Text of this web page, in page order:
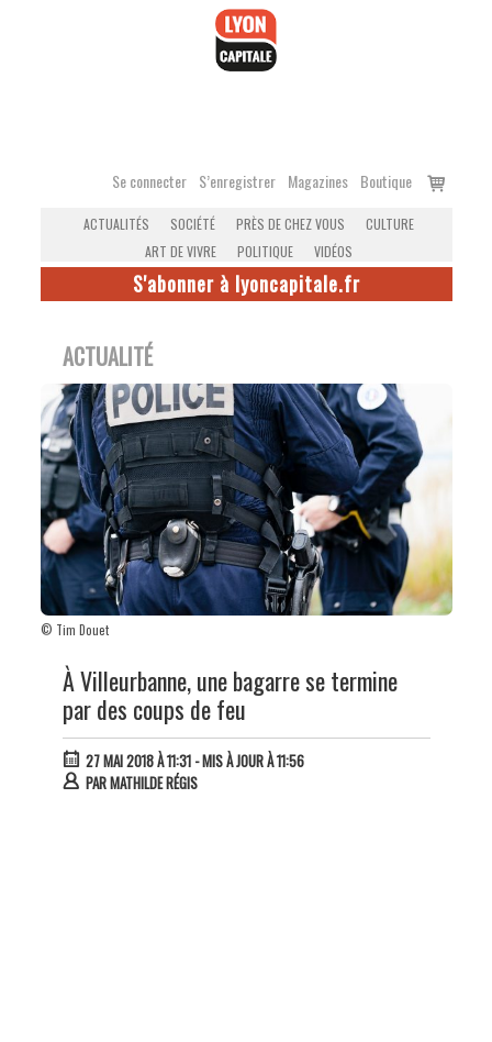
Se connecter S’enregistrer Magazines Boutique
Voir
ACTUALITÉS SOCIÉTÉ PRÈS DE CHEZ VOUS
CULTURE
ART DE VIVRE
POLITIQUE VIDÉOS
S'abonner à lyoncapitale.fr
ACTUALITÉ
© Tim Douet
À Villeurbanne, une bagarre se termine
par des coups de feu
27 MAI 2018 À 11:31- MIS À JOUR À 11:56
PARMATHILDE RÉGIS